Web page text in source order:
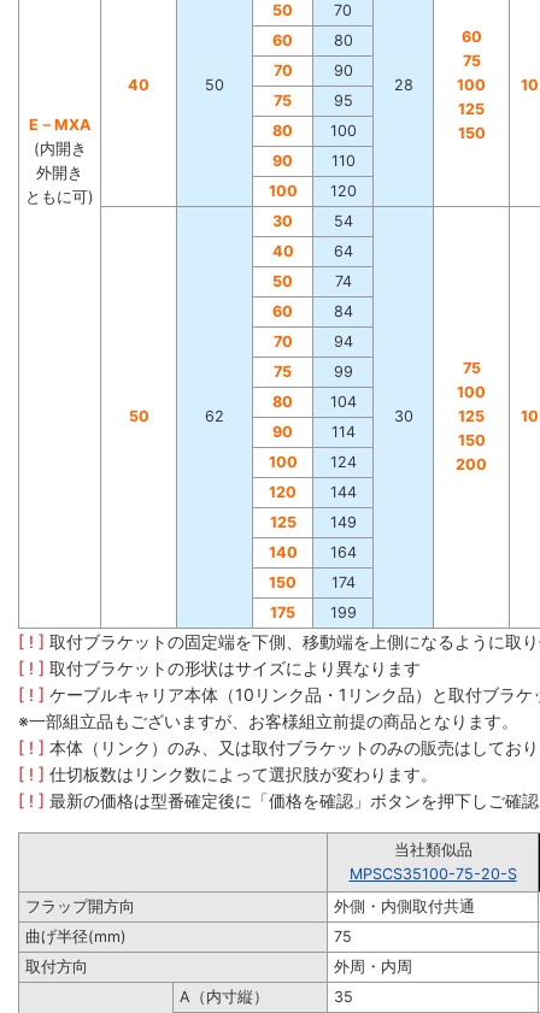
E－MXA
(内開き
外開き
ともに可)
40 50 28
60
75
100
125
150
50
70
60
80
70
90
75
95
80
100
90
110
100
120
50 62
30 54
30
75
100
125
150
200
40
64
50
74
60
84
70
94
75
99
80
104
90
114
100
124
120
144
125
149
140
164
150
174
175
199
[ ! ] 取付ブラケットの固定端を下側、移動端を上側になるように取
[ ! ] 取付ブラケットの形状はサイズにより異なります
[ ! ] ケーブルキャリア本体（10リンク品・1リンク品）と取付ブラ
※一部組立品もございますが、お客様組立前提の商品となります。
[ ! ] 本体（リンク）のみ、又は取付ブラケットのみの販売はしてお
[ ! ] 仕切板数はリンク数によって選択肢が変わります。
[ ! ] 最新の価格は型番確定後に「価格を確認」ボタンを押下しご確
当社類似品
MPSCS35100-75-20-S
フラップ開方向
外側・内側取付共通
曲げ半径(mm)
75
取付方向
外周・内周
A（内寸縦）
35